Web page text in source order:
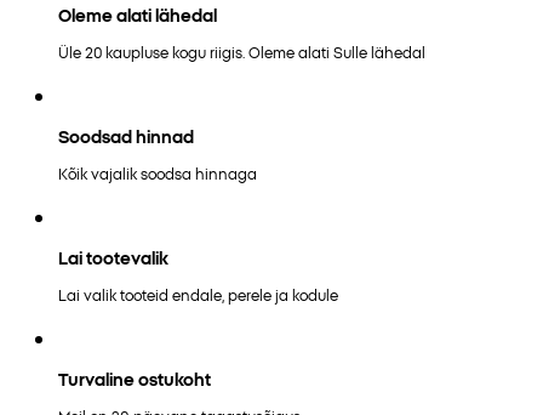
Oleme alati lähedal
Üle 20 kaupluse kogu riigis. Oleme alati Sulle lähedal
Soodsad hinnad
Kõik vajalik soodsa hinnaga
Lai tootevalik
Lai valik tooteid endale, perele ja kodule
Turvaline ostukoht